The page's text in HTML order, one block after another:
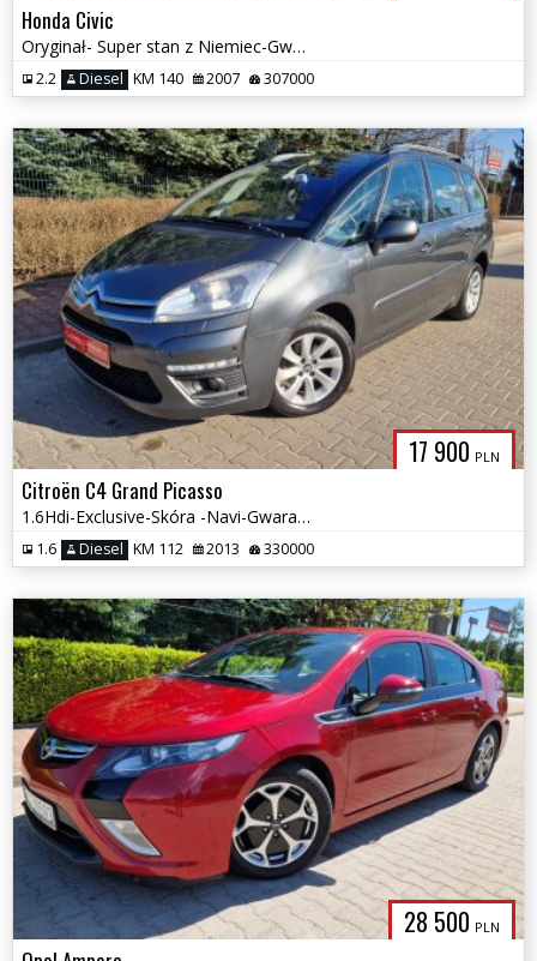
Honda Civic
Oryginał- Super stan z Niemiec-Gwarancja
2.2 Diesel KM 140 2007 307000
17 900 PLN
Citroën C4 Grand Picasso
1.6Hdi-Exclusive-Skóra -Navi-Gwarancja
1.6 Diesel KM 112 2013 330000
28 500 PLN